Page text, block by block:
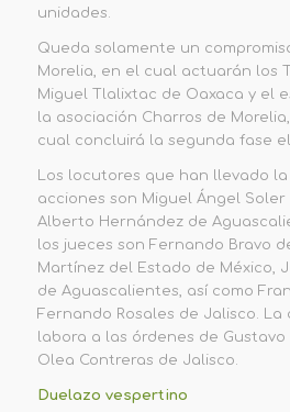
unidades.
Queda solamente un
Morelia, en el cual actuarán los
Miguel Tlalixtac de Oaxaca y el
la asociación Charros de
cual concluirá la segunda fase
Los locutores que han llevado
acciones son Miguel Ángel
Alberto Hernández de
los jueces son Fernando Bravo
Martínez del Estado de México,
de Aguascalientes, así como
Fernando Rosales de Jalisco. La
labora a las órdenes de Gustavo
Olea Contreras de Jalisco.
Duelazo vespertino